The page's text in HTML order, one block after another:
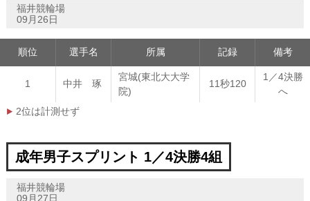
福井競輪場
09月26日
順位 選手名 所属 記録 備考
1 中井 琢
宮城(東北大大学
院)
11秒120
1／4決勝
へ
2位は計測せず
成年男子スプリント 1／4決勝4組
福井競輪場
09月27日